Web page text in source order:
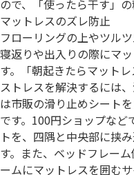
ので、「使ったら干す」
マットレスのズレ防止
フローリングの上やツル
寝返りや出入りの際にマ
す。「朝起きたらマット
ストレスを解決するには
は市販の滑り止めシート
です。100円ショップな
トを、四隅と中央部に挟
す。また、ベッドフレー
ームにマットレスを囲む